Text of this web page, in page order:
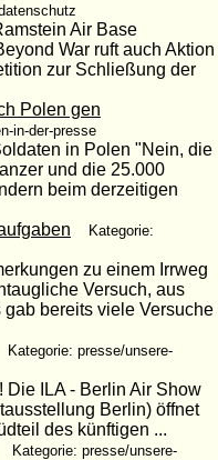
Air Base
War ruft auch Aktion
zur Schließung der
Polen gen
in-der-presse
in Polen "Nein, die
und die 25.000
beim derzeitigen
Kategorie:
zu einem Irrweg
Versuch, aus
bereits viele Versuche
Kategorie: presse/unsere-
Die ILA - Berlin Air Show
Berlin) öffnet
des künftigen ...
Kategorie: presse/unsere-